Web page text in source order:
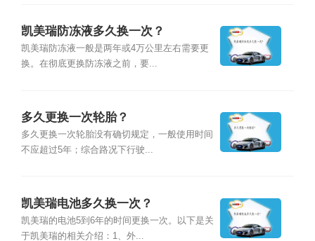
凯美瑞防冻液多久换一次？
凯美瑞防冻液一般是两年或4万公里左右需要更
换。在彻底更换防冻液之前，要...
多久更换一次轮胎？
多久更换一次轮胎没有确切规定，一般使用时间
不应超过5年；综合路况下行驶...
凯美瑞电池多久换一次？
凯美瑞的电池5到6年的时间更换一次。以下是关
于凯美瑞的相关介绍：1、外...